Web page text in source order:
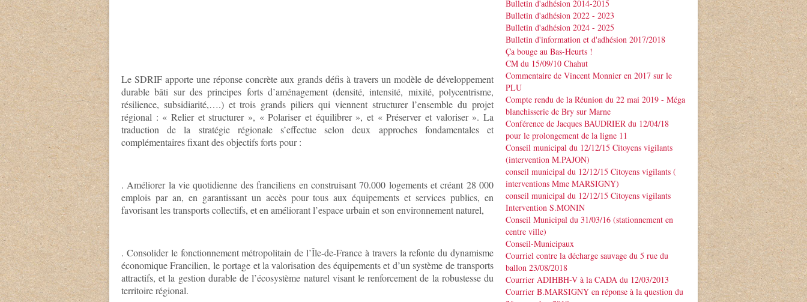
Le SDRIF apporte une réponse concrète aux grands défis à travers un modèle de développement
durable bâti sur des principes forts d’aménagement (densité, intensité, mixité, polycentrisme,
résilience, subsidiarité,….) et trois grands piliers qui viennent structurer l’ensemble du projet
régional : « Relier et structurer », « Polariser et équilibrer », et « Préserver et valoriser ». La
traduction de la stratégie régionale s’effectue selon deux approches fondamentales et
complémentaires fixant des objectifs forts pour :
. Améliorer la vie quotidienne des franciliens en construisant 70.000 logements et créant 28 000
emplois par an, en garantissant un accès pour tous aux équipements et services publics, en
favorisant les transports collectifs, et en améliorant l’espace urbain et son environnement naturel,
. Consolider le fonctionnement métropolitain de l’Île-de-France à travers la refonte du dynamisme
économique Francilien, le portage et la valorisation des équipements et d’un système de transports
attractifs, et la gestion durable de l’écosystème naturel visant le renforcement de la robustesse du
territoire régional.
Bulletin d'adhésion 2014-2015
Bulletin d'adhésion 2022 - 2023
Bulletin d'adhésion 2024 - 2025
Bulletin d'information et d'adhésion 2017/2018
Ça bouge au Bas-Heurts !
CM du 15/09/10 Chahut
Commentaire de Vincent Monnier en 2017 sur le
PLU
Compte rendu de la Réunion du 22 mai 2019 - Méga
blanchisserie de Bry sur Marne
Conférence de Jacques BAUDRIER du 12/04/18
pour le prolongement de la ligne 11
Conseil municipal du 12/12/15 Citoyens vigilants
(intervention M.PAJON)
conseil municipal du 12/12/15 Citoyens vigilants (
interventions Mme MARSIGNY)
conseil municipal du 12/12/15 Citoyens vigilants
Intervention S.MONIN
Conseil Municipal du 31/03/16 (stationnement en
centre ville)
Conseil-Municipaux
Courriel contre la décharge sauvage du 5 rue du
ballon 23/08/2018
Courrier ADIHBH-V à la CADA du 12/03/2013
Courrier B.MARSIGNY en réponse à la question du